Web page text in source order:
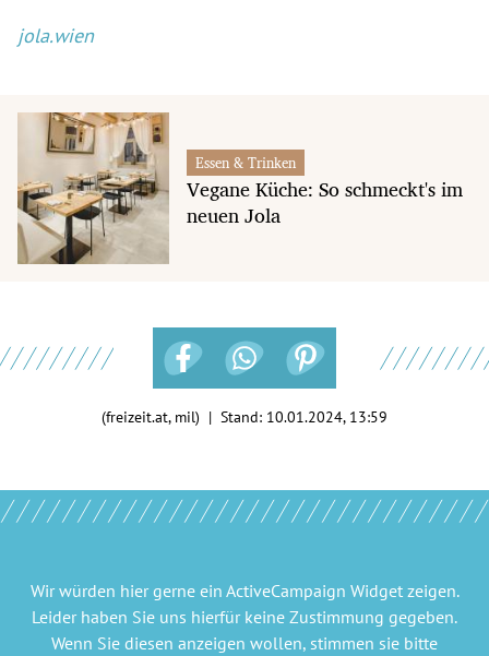
jola.wien
Essen & Trinken
Vegane Küche: So schmeckt's im
neuen Jola
(freizeit.at, mil) | Stand: 10.01.2024, 13:59
Wir würden hier gerne ein ActiveCampaign Widgetzeigen.
Leider haben Sie uns hierfür keine Zustimmung gegeben.
Wenn Sie diesen anzeigen wollen, stimmen sie bitte